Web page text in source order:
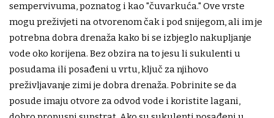
sempervivuma, poznatog i kao "čuvarkuća." Ove vrste
mogu preživjeti na otvorenom čak i pod snijegom, ali im je
potrebna dobra drenaža kako bi se izbjeglo nakupljanje
vode oko korijena. Bez obzira na to jesu li sukulenti u
posudama ili posađeni u vrtu, ključ za njihovo
preživljavanje zimi je dobra drenaža. Pobrinite se da
posude imaju otvore za odvod vode i koristite lagani,